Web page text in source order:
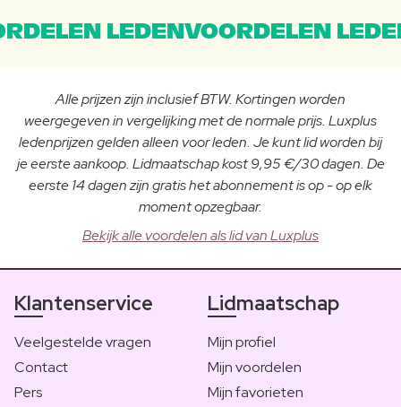
LEDENVOORDELEN
Alle prijzen zijn inclusief BTW. Kortingen worden
weergegeven in vergelijking met de normale prijs. Luxplus
ledenprijzen gelden alleen voor leden. Je kunt lid worden bij
je eerste aankoop. Lidmaatschap kost 9,95 €/30 dagen. De
eerste 14 dagen zijn gratis het abonnement is op - op elk
moment opzegbaar.
Bekijk alle voordelen als lid van Luxplus
Klantenservice
Veelgestelde vragen
Contact
Pers
Lidmaatschap
Mijn profiel
Mijn voordelen
Mijn favorieten